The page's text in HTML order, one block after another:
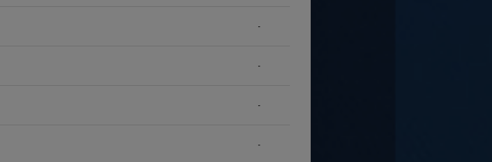
-
-
-
-